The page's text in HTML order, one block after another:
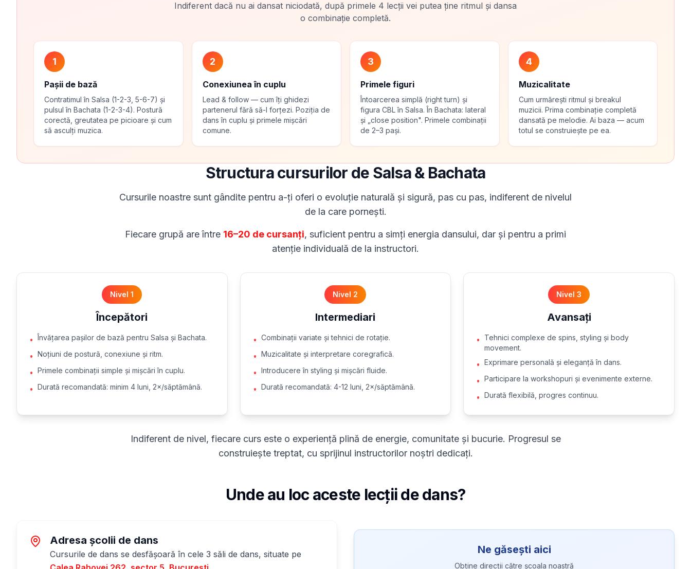
Indiferent dacă nu ai dansat niciodată, după primele 4 lecții vei putea ține ritmul și dansa
o combinație completă.
1
Pașii de bază
Contratimul în Salsa (1-2-3, 5-6-7) și
pulsul în Bachata (1-2-3-4). Postură
corectă, greutatea pe picioare și cum
să asculți muzica.
2
Conexiunea în cuplu
Lead & follow — cum îți ghidezi
partenerul fără să-l forțezi. Poziția de
dans în cuplu și primele mișcări
comune.
3
Primele figuri
Întoarcerea simplă (right turn) și
figura CBL în Salsa. În Bachata: lateral
și „close position". Primele combinații
de 2–3 pași.
4
Muzicalitate
Cum urmărești ritmul și breakul
muzicii. Prima combinație completă
dansată pe melodie. Ai baza — acum
totul se construiește pe ea.
Structura cursurilor de Salsa & Bachata
Cursurile noastre sunt gândite pentru a-ți oferi o evoluție naturală și sigură, pas cu pas, indiferent de nivelul
de la care pornești.
Fiecare grupă are între 16–20 de cursanți, suficient pentru a simți energia dansului, dar și pentru a primi
atenție individuală de la instructori.
Nivel 1
Începători
• Învățarea pașilor de bază pentru Salsa și Bachata.
• Noțiuni de postură, conexiune și ritm.
• Primele combinații simple și mișcări în cuplu.
• Durată recomandată: minim 4 luni, 2×/săptămână.
Nivel 2
Intermediari
• Combinații variate și tehnici de rotație.
• Muzicalitate și interpretare coregrafică.
• Introducere în styling și mișcări fluide.
• Durată recomandată: 4-12 luni, 2×/săptămână.
Nivel 3
Avansați
•
Tehnici complexe de spins, styling și body
movement.
•
Exprimare personală și eleganță în dans.
• Participare la workshopuri și evenimente externe.
• Durată flexibilă, progres continuu.
Indiferent de nivel, fiecare curs este o experiență plină de energie, comunitate și bucurie. Progresul se
construiește treptat, cu sprijinul instructorilor noștri dedicați.
Unde au loc aceste lecții de dans?
Adresa școlii de dans
Cursurile de dans se desfășoară în cele 3 săli de dans, situate pe
Ne găsești aici
Obține direcții către școala noastră